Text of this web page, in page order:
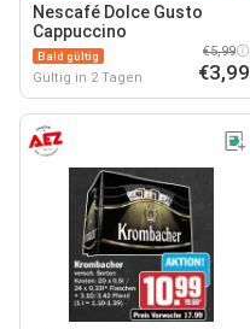
Nescafé Dolce Gusto
Cappuccino
Bald gültig
Gültig in 2 Tagen
€5,99
€3,99